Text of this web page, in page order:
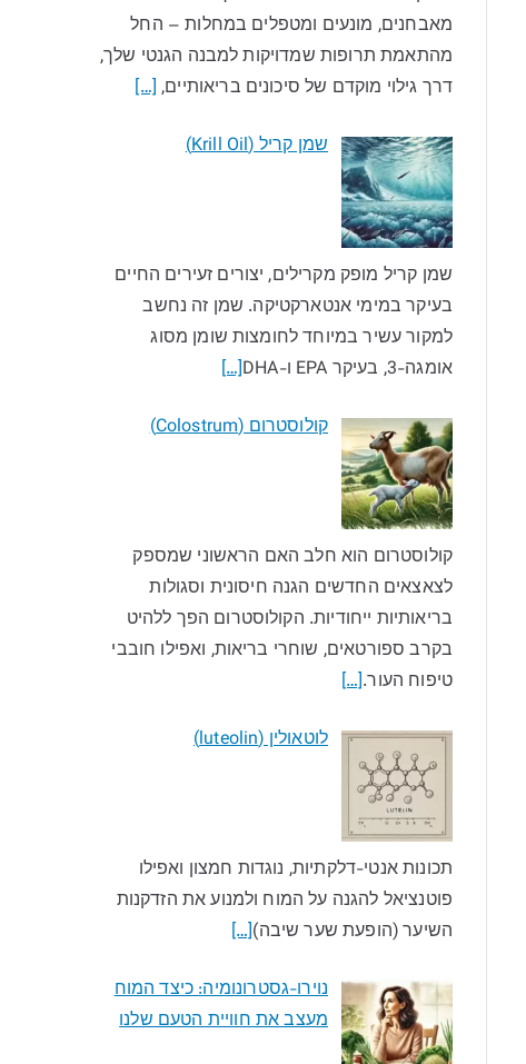
מאבחנים, מונעים ומטפלים במחלות – החל
מהתאמת תרופות שמדויקות למבנה הגנטי שלך,
דרך גילוי מוקדם של סיכונים בריאותיים, […]
שמן קריל (Krill Oil)
שמן קריל מופק מקרילים, יצורים זעירים החיים
בעיקר במימי אנטארקטיקה. שמן זה נחשב
למקור עשיר במיוחד לחומצות שומן מסוג
אומגה-3, בעיקר EPA ו-DHA
[…]
קולוסטרום (Colostrum)
קולוסטרום הוא חלב האם הראשוני שמספק
לצאצאים החדשים הגנה חיסונית וסגולות
בריאותיות ייחודיות. הקולוסטרום הפך ללהיט
בקרב ספורטאים, שוחרי בריאות, ואפילו חובבי
טיפוח העור.[…]
לוטאולין (luteolin)
תכונות אנטי-דלקתיות, נוגדות חמצון ואפילו
פוטנציאל להגנה על המוח ולמנוע את הזדקנות
השיער (הופעת שער שיבה)[…]
נוירו-גסטרונומיה: כיצד המוח
מעצב את חוויית הטעם שלנו​